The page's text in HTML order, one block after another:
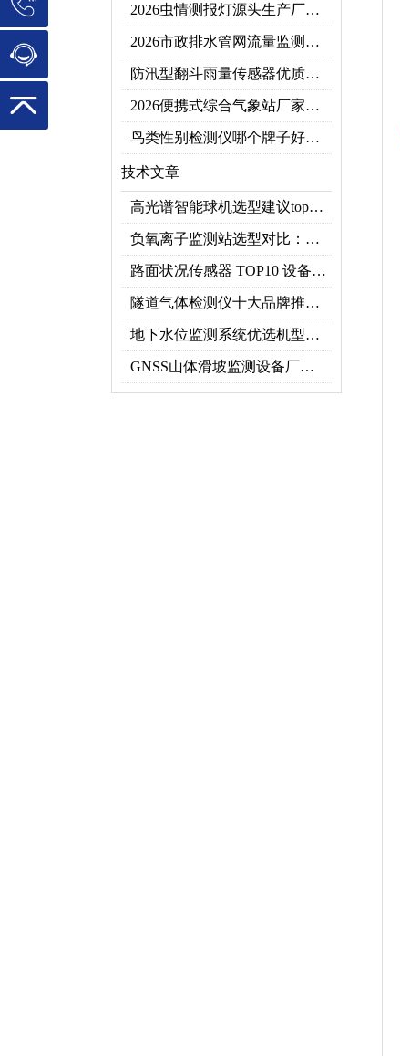
2026虫情测报灯源头生产厂家优选推荐：云境天合
2026市政排水管网流量监测系统top10推荐榜：高精度+多维度监测管网环境
防汛型翻斗雨量传感器优质厂家 TOP5 榜首
2026便携式综合气象站厂家排行！应急临时建站首选双品牌
鸟类性别检测仪哪个牌子好？2026禽类性别快速鉴别设备品牌推荐
技术文章
高光谱智能球机选型建议top推荐（附参数表）
负氧离子监测站选型对比：云境天合 TH-FZ5 与天蔚 TW-FZ4 推荐
路面状况传感器 TOP10 设备推荐榜单
隧道气体检测仪十大品牌推荐榜单（2026行业TOP10）
地下水位监测系统优选机型：TH-DSW2深井地下水智能在线监测解决方案
GNSS山体滑坡监测设备厂家实力排行｜2026地质灾害监测优选